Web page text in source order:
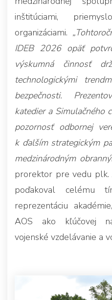
inštitúciami,
organizáciami.
IDEB 2026 opäť
výskumná činnosť
technologickými
bezpečnosti.
katedier a Simulačného
pozornosť odbornej
k ďalším strategickým
medzinárodným
prorektor pre vedu plk.
poďakoval celému
reprezentáciu
AOS ako kľúčovej
vojenské vzdelávanie a